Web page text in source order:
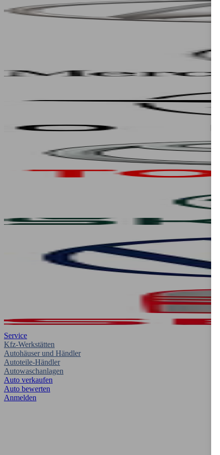
Service
Kfz-Werkstätten
Autohäuser und Händler
Autoteile-Händler
Autowaschanlagen
Auto verkaufen
Auto bewerten
Anmelden